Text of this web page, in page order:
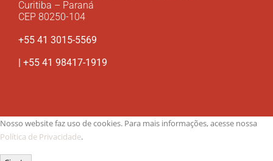
Curitiba – Paraná
CEP 80250-104
+55 41 3015-5569
| +55 41 98417-1919
Nosso website faz uso de cookies. Para mais informações, acesse nossa
Política de Privacidade.